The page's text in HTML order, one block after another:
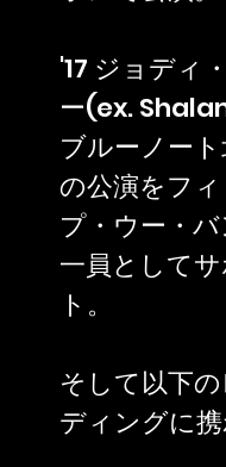
'17 ジョディ
ー(ex.
ブルーノー
の公演をフィ
プ・ウー・
一員として
ト。
そして以下
ディングに携